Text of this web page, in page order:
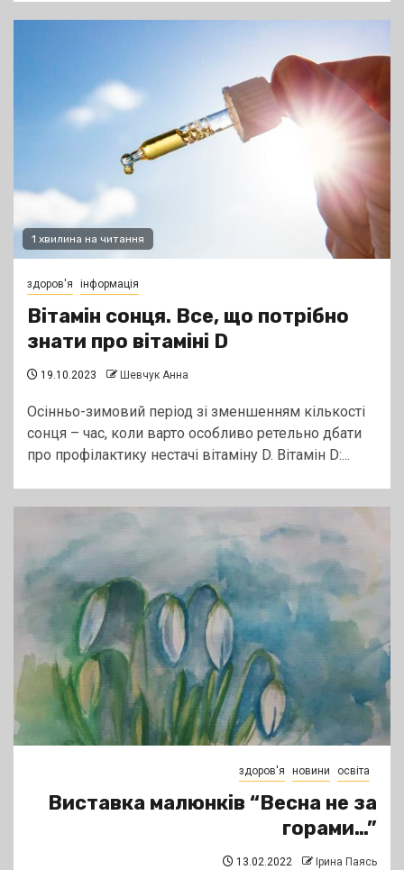
1 хвилина на читання
здоров'я інформація
Вітамін сонця. Все, що потрібно
знати про вітаміні D
19.10.2023 Шевчук Анна
Осінньо-зимовий період зі зменшенням кількості
сонця – час, коли варто особливо ретельно дбати
про профілактику нестачі вітаміну D. Вітамін D:...
здоров'я новини освіта
Виставка малюнків “Весна не за
горами…”
13.02.2022 Ірина Паясь